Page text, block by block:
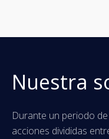
Nuestra
Durante un periodo
acciones divididas